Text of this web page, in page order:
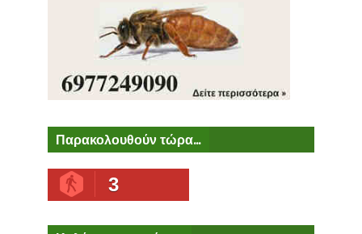
Παρακολουθούν τώρα...
3